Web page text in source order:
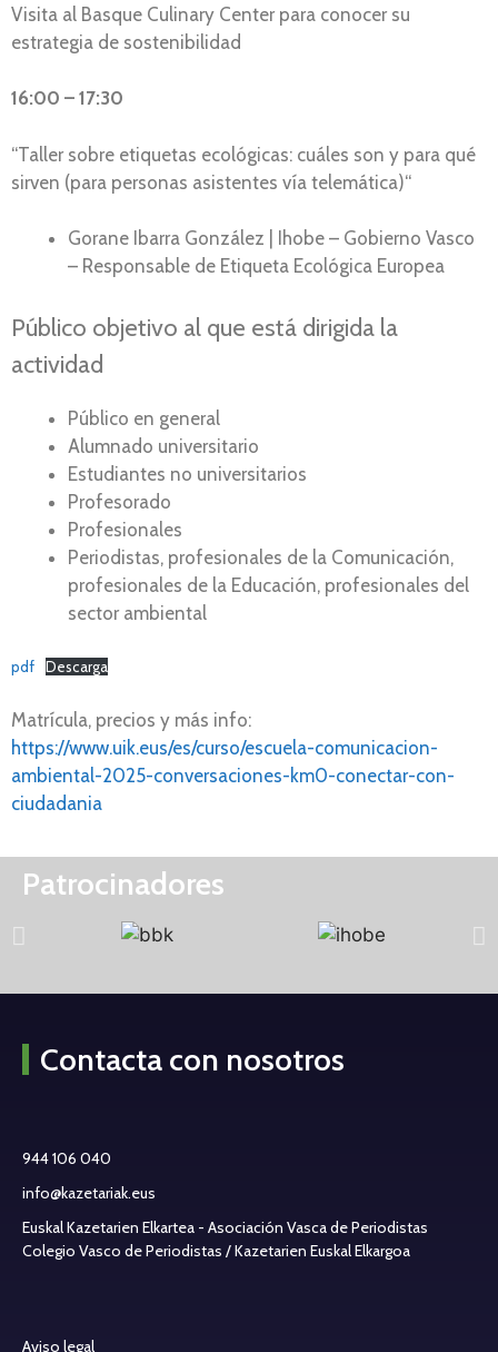
Visita al Basque Culinary Center para conocer su
estrategia de sostenibilidad
16:00 – 17:30
“Taller sobre etiquetas ecológicas: cuáles son y para qué
sirven (para personas asistentes vía telemática)“
Gorane Ibarra González | Ihobe – Gobierno Vasco
– Responsable de Etiqueta Ecológica Europea
Público objetivo al que está dirigida la
actividad
Público en general
Alumnado universitario
Estudiantes no universitarios
Profesorado
Profesionales
Periodistas, profesionales de la Comunicación,
profesionales de la Educación, profesionales del
sector ambiental
pdf Descarga
Matrícula, precios y más info:
https://www.uik.eus/es/curso/escuela-comunicacion-
ambiental-2025-conversaciones-km0-conectar-con-
ciudadania
Patrocinadores
Contacta con nosotros
944 106 040
info@kazetariak.eus
Euskal Kazetarien Elkartea - Asociación Vasca de Periodistas
Colegio Vasco de Periodistas / Kazetarien Euskal Elkargoa
Aviso legal